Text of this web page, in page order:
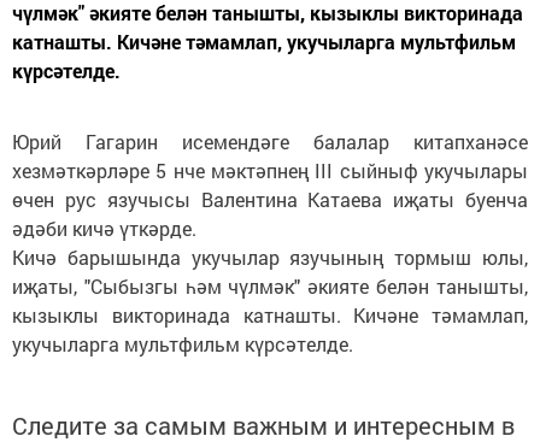
чүлмәк" әкияте белән танышты, кызыклы викторинада
катнашты. Кичәне тәмамлап, укучыларга мультфильм
күрсәтелде.
Юрий Гагарин исемендәге балалар китапханәсе
хезмәткәрләре 5 нче мәктәпнең III сыйныф укучылары
өчен рус язучысы Валентина Катаева иҗаты буенча
әдәби кичә үткәрде.
Кичә барышында укучылар язучының тормыш юлы,
иҗаты, "Сыбызгы һәм чүлмәк" әкияте белән танышты,
кызыклы викторинада катнашты. Кичәне тәмамлап,
укучыларга мультфильм күрсәтелде.
Следите за самым важным и интересным в